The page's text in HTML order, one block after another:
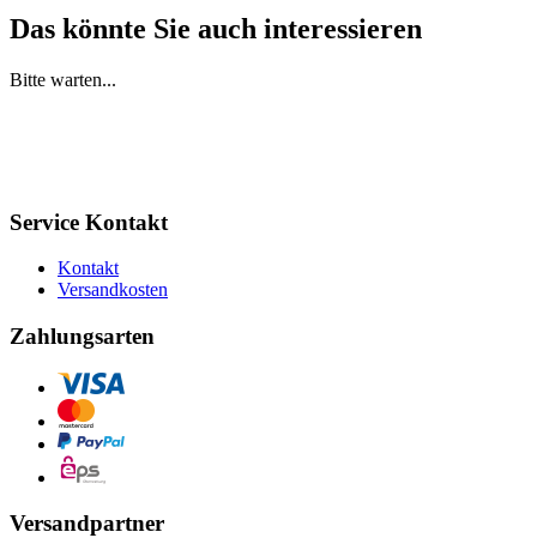
Das könnte Sie auch interessieren
Bitte warten...
Service Kontakt
Kontakt
Versandkosten
Zahlungsarten
Versandpartner